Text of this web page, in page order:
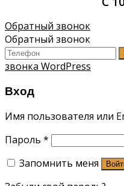
Обратный звонок
Обратный звонок
звонка WordPress
Вход
Имя пользователя или
Пароль *
Запомнить меня